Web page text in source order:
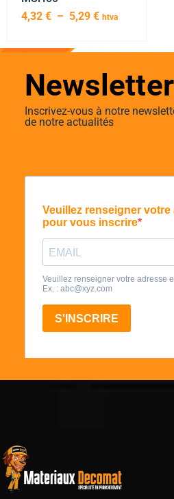
4,32 € – 5,29 € htva
Newsletter
Inscrivez-vous à notre
de notre actualités